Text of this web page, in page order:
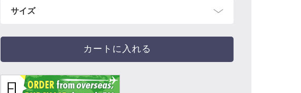
カートに入れる